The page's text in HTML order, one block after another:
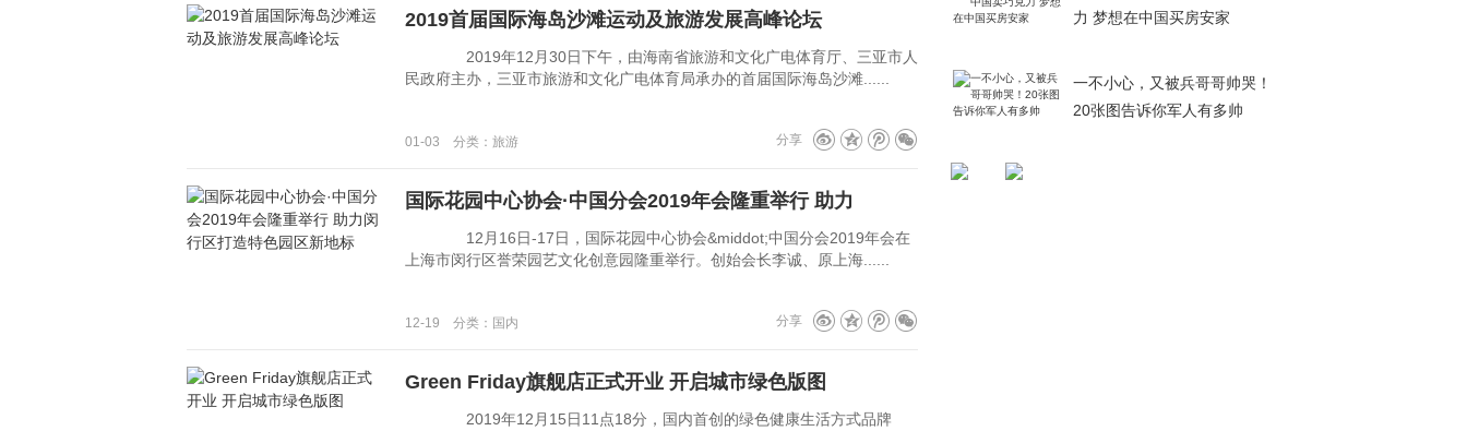
力 梦想在中国买房安家
一不小心，又被兵哥哥帅哭！
20张图告诉你军人有多帅
2019首届国际海岛沙滩运动及旅游发展高峰论坛
2019年12月30日下午，由海南省旅游和文化广电体育厅、三亚市人
民政府主办，三亚市旅游和文化广电体育局承办的首届国际海岛沙滩......
01-03 分类：旅游 分享
国际花园中心协会·中国分会2019年会隆重举行 助力
12月16日-17日，国际花园中心协会&middot;中国分会2019年会在
上海市闵行区誉荣园艺文化创意园隆重举行。创始会长李诚、原上海......
12-19 分类：国内 分享
Green Friday旗舰店正式开业 开启城市绿色版图
2019年12月15日11点18分，国内首创的绿色健康生活方式品牌